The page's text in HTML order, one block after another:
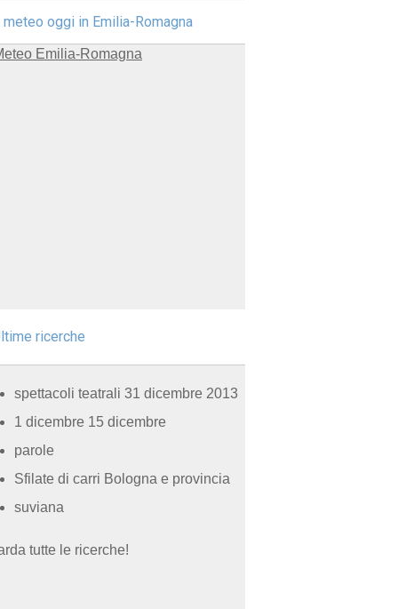
meteo oggi in Emilia-Romagna
ricerche
spettacoli teatrali 31 dicembre 2013
1 dicembre 15 dicembre
parole
Sfilate di carri Bologna e provincia
suviana
tutte le ricerche!